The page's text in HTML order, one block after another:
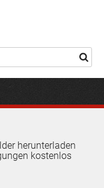
herunterladen
kostenlos